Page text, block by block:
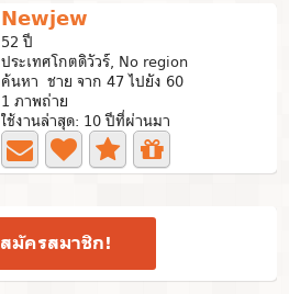
Newjew
52 ปี
ประเทศโกตดิวัวร์, No region
ค้นหา ชาย จาก 47 ไปยัง 60
1 ภาพถ่าย
ใช้งานล่าสุด: 10 ปีที่ผ่านมา
สมัคร​สมาชิก​!